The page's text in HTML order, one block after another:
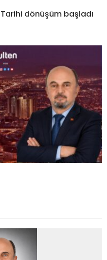
Tarihi dönüşüm başladı